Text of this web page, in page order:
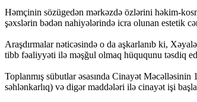
Həmçinin sözügedən mərkəzdə özlərini həkim-
şəxslərin bədən nahiyələrində icra olunan estetik
Araşdırmalar nəticəsində o da aşkarlanıb ki,
tibb fəaliyyəti ilə məşğul olmaq hüququnu təsdiq
Toplanmış sübutlar əsasında Cinayət
səhlənkarlıq) və digər maddələri ilə cinayət işi